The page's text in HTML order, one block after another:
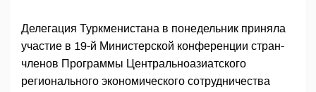
Делегация Туркменистана в понедельник приняла
участие в 19-й Министерской конференции стран-
членов Программы Центральноазиатского
регионального экономического сотрудничества